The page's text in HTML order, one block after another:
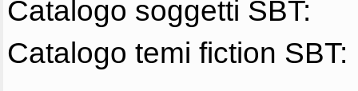
Catalogo soggetti SBT:
Catalogo temi fiction SBT: